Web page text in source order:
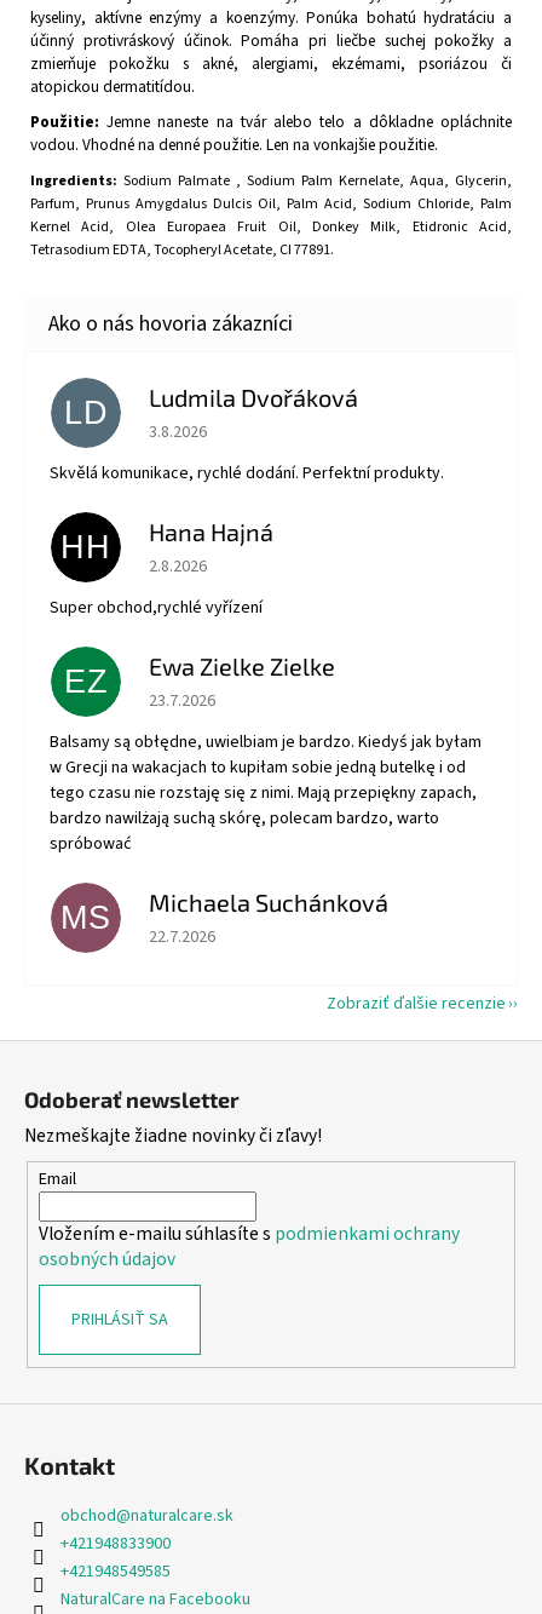
kyseliny, aktívne enzýmy a koenzýmy. Ponúka bohatú hydratáciu a
účinný protivráskový účinok. Pomáha pri liečbe suchej pokožky a
zmierňuje pokožku s akné, alergiami, ekzémami, psoriázou či
atopickou dermatitídou.
Použitie: Jemne naneste na tvár alebo telo a dôkladne opláchnite
vodou. Vhodné na denné použitie. Len na vonkajšie použitie.
Ingredients: Sodium Palmate , Sodium Palm Kernelate, Aqua, Glycerin,
Parfum, Prunus Amygdalus Dulcis Oil, Palm Acid, Sodium Chloride, Palm
Kernel Acid, Olea Europaea Fruit Oil, Donkey Milk, Etidronic Acid,
Tetrasodium EDTA, Tocopheryl Acetate, CI 77891.
LD Ludmila Dvořáková
Hodnotenie obchodu je 5 z 5 hviezdičiek.
3.8.2026
Skvělá komunikace, rychlé dodání. Perfektní produkty.
HH Hana Hajná
Hodnotenie obchodu je 5 z 5 hviezdičiek.
2.8.2026
Super obchod,rychlé vyřízení
EZ Ewa Zielke Zielke
Hodnotenie obchodu je 5 z 5 hviezdičiek.
23.7.2026
Balsamy są obłędne, uwielbiam je bardzo. Kiedyś jak byłam
w Grecji na wakacjach to kupiłam sobie jedną butelkę i od
tego czasu nie rozstaję się z nimi. Mają przepiękny zapach,
bardzo nawilżają suchą skórę, polecam bardzo, warto
spróbować
MS Michaela Suchánková
Hodnotenie obchodu je 5 z 5 hviezdičiek.
22.7.2026
Zobraziť ďalšie recenzie
Odoberať newsletter
Nezmeškajte žiadne novinky či zľavy!
Email
Vložením e-mailu súhlasíte s podmienkami ochrany
osobných údajov
PRIHLÁSIŤ SA
Kontakt
obchod@naturalcare.sk
+421948833900
+421948549585
NaturalCare na Facebooku